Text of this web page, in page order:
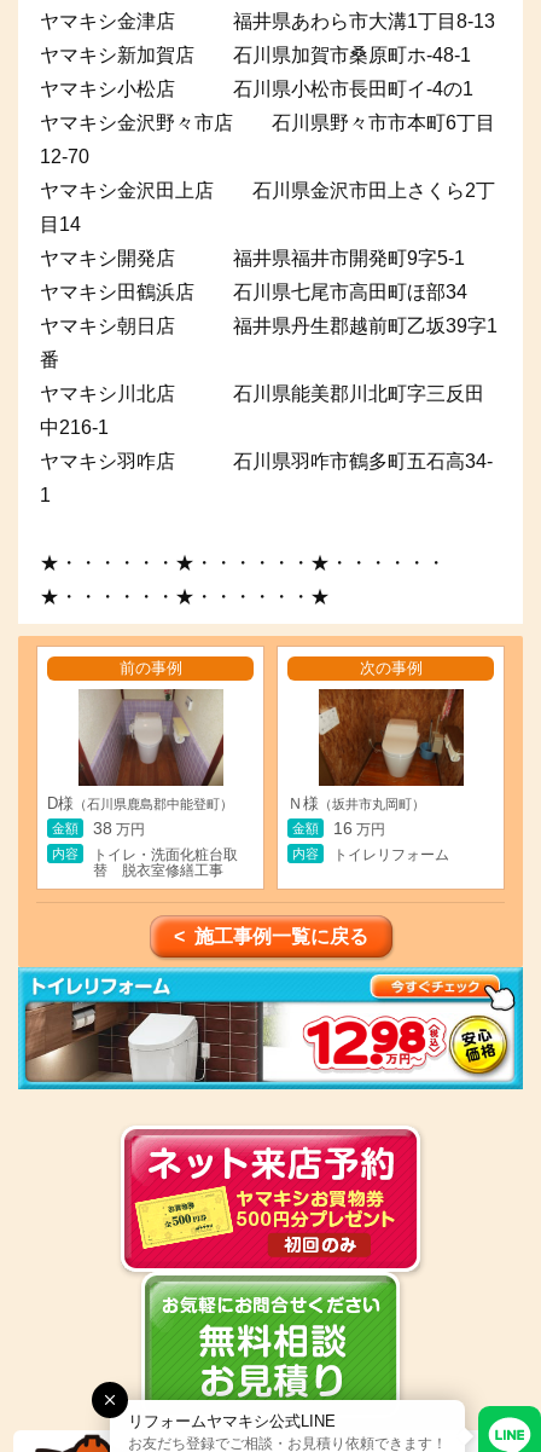
ヤマキシ金津店 福井県あわら市大溝1丁目8-13
ヤマキシ新加賀店 石川県加賀市桑原町ホ-48-1
ヤマキシ小松店 石川県小松市長田町イ-4の1
ヤマキシ金沢野々市店 石川県野々市市本町6丁目
12-70
ヤマキシ金沢田上店 石川県金沢市田上さくら2丁
目14
ヤマキシ開発店 福井県福井市開発町9字5-1
ヤマキシ田鶴浜店 石川県七尾市高田町ほ部34
ヤマキシ朝日店 福井県丹生郡越前町乙坂39字1
番
ヤマキシ川北店 石川県能美郡川北町字三反田
中216-1
ヤマキシ羽咋店 石川県羽咋市鶴多町五石高34-
1
★・・・・・・★・・・・・・★・・・・・・
★・・・・・・★・・・・・・★
前の事例
D様 （石川県鹿島郡中能登町）
金額
38 万円
内容
トイレ・洗面化粧台取
替 脱衣室修繕工事
次の事例
Ｎ様 （坂井市丸岡町）
金額
16 万円
内容
トイレリフォーム
< 施工事例一覧に戻る
リフォームヤマキシ公式LINE
お友だち登録でご相談・お見積り依頼できます！